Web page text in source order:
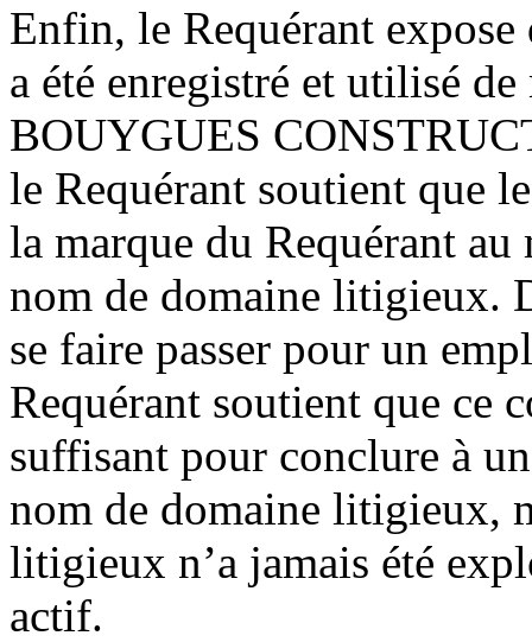
Enfin, le Requérant
a été enregistré et utilisé
BOUYGUES
le Requérant soutient que
la marque du Requérant
nom de domaine litigieux.
se faire passer pour un
Requérant soutient que ce
suffisant pour conclure à
nom de domaine litigieux,
litigieux n’a jamais été
actif.